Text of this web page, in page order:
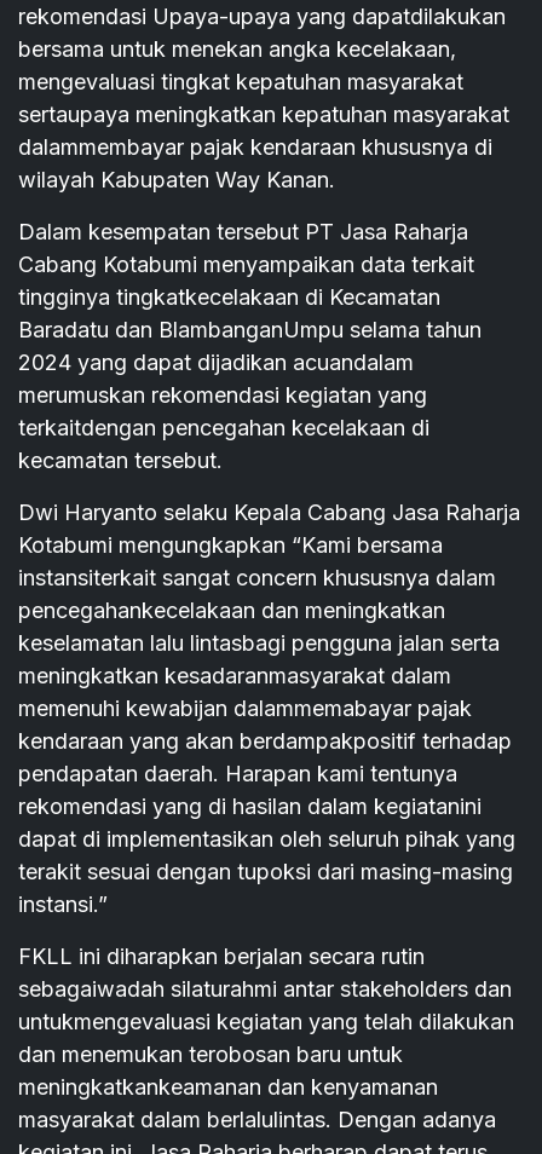
rekomendasi Upaya-upaya yang dapatdilakukan
bersama untuk menekan angka kecelakaan,
mengevaluasi tingkat kepatuhan masyarakat
sertaupaya meningkatkan kepatuhan masyarakat
dalammembayar pajak kendaraan khususnya di
wilayah Kabupaten Way Kanan.
Dalam kesempatan tersebut PT Jasa Raharja
Cabang Kotabumi menyampaikan data terkait
tingginya tingkatkecelakaan di Kecamatan
Baradatu dan BlambanganUmpu selama tahun
2024 yang dapat dijadikan acuandalam
merumuskan rekomendasi kegiatan yang
terkaitdengan pencegahan kecelakaan di
kecamatan tersebut.
Dwi Haryanto selaku Kepala Cabang Jasa Raharja
Kotabumi mengungkapkan “Kami bersama
instansiterkait sangat concern khususnya dalam
pencegahankecelakaan dan meningkatkan
keselamatan lalu lintasbagi pengguna jalan serta
meningkatkan kesadaranmasyarakat dalam
memenuhi kewabijan dalammemabayar pajak
kendaraan yang akan berdampakpositif terhadap
pendapatan daerah. Harapan kami tentunya
rekomendasi yang di hasilan dalam kegiatanini
dapat di implementasikan oleh seluruh pihak yang
terakit sesuai dengan tupoksi dari masing-masing
instansi.”
FKLL ini diharapkan berjalan secara rutin
sebagaiwadah silaturahmi antar stakeholders dan
untukmengevaluasi kegiatan yang telah dilakukan
dan menemukan terobosan baru untuk
meningkatkankeamanan dan kenyamanan
masyarakat dalam berlalulintas. Dengan adanya